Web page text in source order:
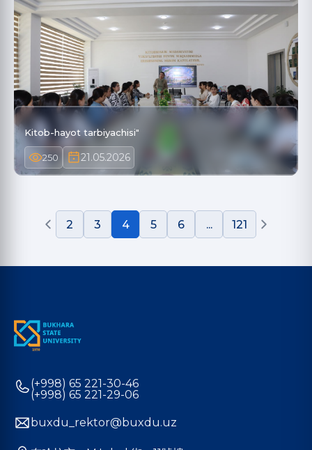
Kitob-hayot tarbiyachisi"
250 21.05.2026
2 3 4 5 6 ... 121
(+998) 65 221-30-46
(+998) 65 221-29-06
buxdu_rektor@buxdu.uz